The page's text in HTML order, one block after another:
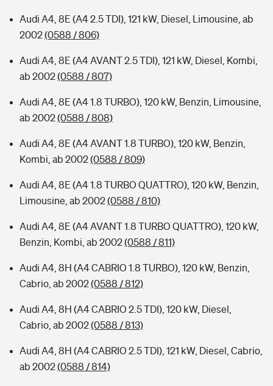
Audi A4, 8E (A4 2.5 TDI), 121 kW, Diesel, Limousine, ab
2002(0588 / 806)
Audi A4, 8E (A4 AVANT 2.5 TDI), 121 kW, Diesel, Kombi,
ab 2002(0588 / 807)
Audi A4, 8E (A4 1.8 TURBO), 120 kW, Benzin, Limousine,
ab 2002(0588 / 808)
Audi A4, 8E (A4 AVANT 1.8 TURBO), 120 kW, Benzin,
Kombi, ab 2002(0588 / 809)
Audi A4, 8E (A4 1.8 TURBO QUATTRO), 120 kW, Benzin,
Limousine, ab 2002(0588 / 810)
Audi A4, 8E (A4 AVANT 1.8 TURBO QUATTRO), 120 kW,
Benzin, Kombi, ab 2002(0588 / 811)
Audi A4, 8H (A4 CABRIO 1.8 TURBO), 120 kW, Benzin,
Cabrio, ab 2002(0588 / 812)
Audi A4, 8H (A4 CABRIO 2.5 TDI), 120 kW, Diesel,
Cabrio, ab 2002(0588 / 813)
Audi A4, 8H (A4 CABRIO 2.5 TDI), 121 kW, Diesel, Cabrio,
ab 2002(0588 / 814)